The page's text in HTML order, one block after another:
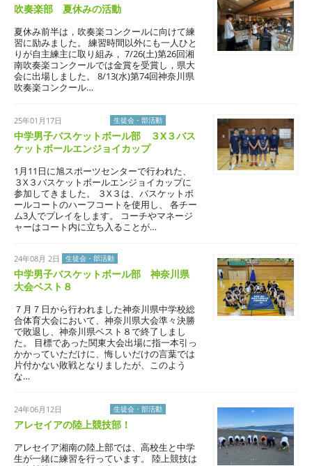
吹奏楽部 夏休みの活動
夏休み前半は，吹奏楽コンクールに向けて練
習に励みました。 練習時間以外にも一人ひと
りが自主練主に取り組み， 7/26(土)第26回湘
南吹奏楽コンクールでは金賞を受賞し，県大
会に出場しました。 8/13(水)第74回神奈川県
吹奏楽コンクール…
25年01月17日 生徒会・部活動
中学男子バスケットボール部 ３X３バス
ケットボールエンジョイカップ
1月11日に旭スポーツセンターで行われた、
３X３バスケットボールエンジョイカップに
参加してきました。 ３X３は、バスケットボ
ールコートのハーフコートを使用し、 各チー
ム3人でプレイをします。 コーチやマネージ
ャーはコート内に立ち入ることが…
24年08月 2日 生徒会・部活動
中学男子バスケットボール部 神奈川県
大会ベスト８
７月７日から行われました神奈川県中学校総
合体育大会において、神奈川県大会準々決勝
で敗退し、神奈川県ベスト８で終了しまし
た。 目標であった関東大会出場に指一本引っ
かかっていただけに、悔しいだけの言葉では
片付かない敗戦となりましたが、このよう
な…
24年06月12日 生徒会・部活動
アレセイアの陸上競技部！
アレセイア湘南の陸上部では、高校生と中学
生が一緒に練習を行っています。 陸上競技は